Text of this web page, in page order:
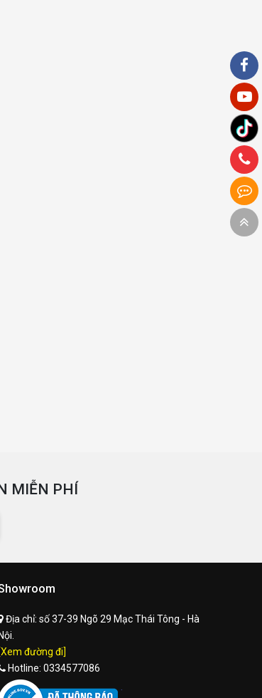
MIỄN PHÍ
Địa chỉ: số 37-39 Ngõ 29 Mạc Thái Tông - Hà
Nội.
[Xem đường đi]
Hotline: 0334577086